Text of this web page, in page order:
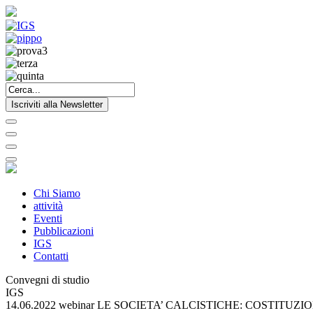
Iscriviti alla Newsletter
Chi Siamo
attività
Eventi
Pubblicazioni
IGS
Contatti
Convegni di studio
IGS
14.06.2022 webinar LE SOCIETA’ CALCISTICHE: